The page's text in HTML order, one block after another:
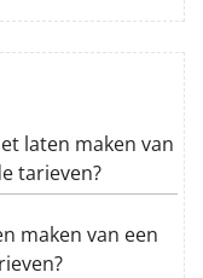
laten maken van
tarieven?
maken van een